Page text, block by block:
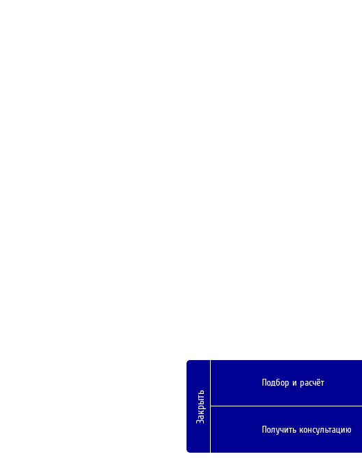
Закрыть
Подбор и расчёт
Получить консультацию